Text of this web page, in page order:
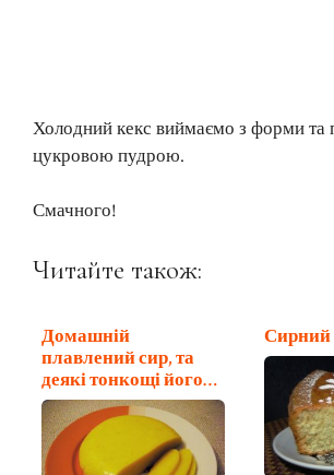
Холодний кекс виймаємо з форми та
цукровою пудрою.
Смачного!
Читайте також:
Домашній
плавлений сир, та
деякі тонкощі його
приготування
Сирний